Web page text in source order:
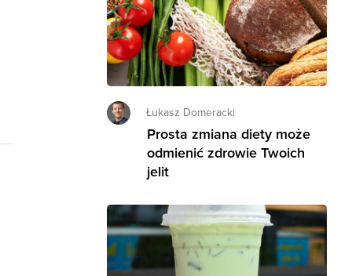
Łukasz Domeracki
Prosta zmiana diety może
odmienić zdrowie Twoich
jelit